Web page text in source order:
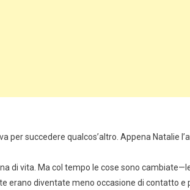
per succedere qualcos’altro. Appena Natalie
di vita. Ma col tempo le cose sono
erano diventate meno occasione di contatto e